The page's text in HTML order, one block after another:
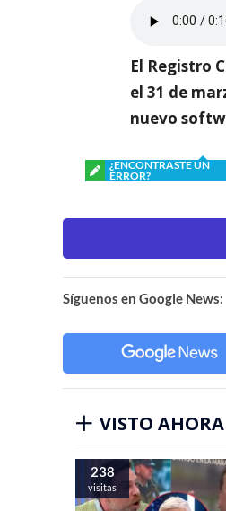
El Registro
el 31 de
nuevo
¿ENCONTRASTE UN
ERROR?
Síguenos en Google News:
VISTO AHORA
238
visitas